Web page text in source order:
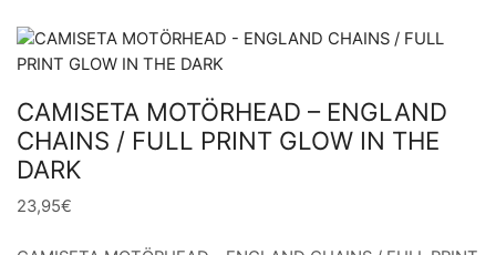
CAMISETA MOTÖRHEAD – ENGLAND
CHAINS / FULL PRINT GLOW IN THE
DARK
23,95€